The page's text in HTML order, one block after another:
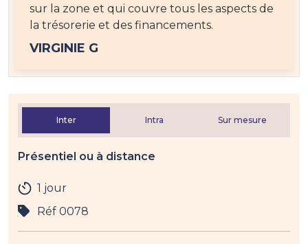
sur la zone et qui couvre tous les aspects de
la trésorerie et des financements.
VIRGINIE G
Inter Intra Sur mesure
Présentiel ou à distance
1 jour
Réf 0078